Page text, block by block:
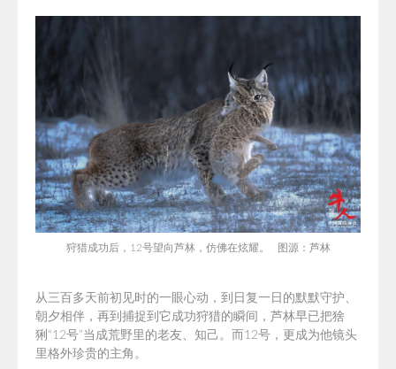
狩猎成功后，12号望向芦林，仿佛在炫耀。 图源：芦林
从三百多天前初见时的一眼心动，到 日复一日的默默守护、
朝夕相伴，再到捕捉到它成功狩猎的瞬间，芦林早已把猞
猁“12号”当成荒野里的老友、知己。而12号，更成为他镜头
里格外珍贵的主角。